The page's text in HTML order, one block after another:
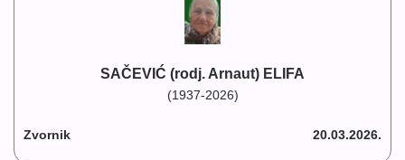
SAČEVIĆ (rodj. Arnaut) ELIFA
(1937-2026)
Zvornik 20.03.2026.